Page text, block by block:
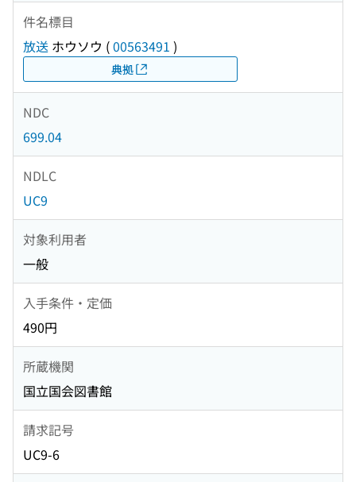
件名標目
放送 ホウソウ (00563491 )
典拠
NDC
699.04
NDLC
UC9
対象利用者
一般
入手条件・定価
490円
所蔵機関
国立国会図書館
請求記号
UC9-6